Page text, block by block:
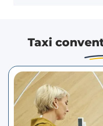
Taxi